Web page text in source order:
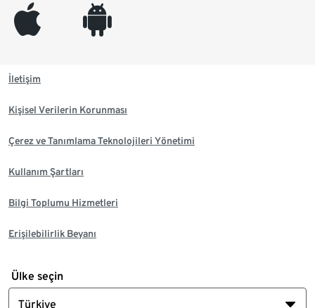
appleinc android
İletişim
Kişisel Verilerin Korunması
Çerez ve Tanımlama Teknolojileri Yönetimi
Kullanım Şartları
Bilgi Toplumu Hizmetleri
Erişilebilirlik Beyanı
Ülke seçin
Türkiye